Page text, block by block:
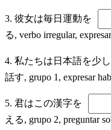
3. 彼女は毎日運動を
る, verbo irregular,
4. 私たちは日本語を少し
話す, grupo 1, expresar
5. 君はこの漢字を
える, grupo 2, preguntar